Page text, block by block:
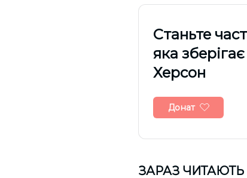
Cтаньте
яка
Херсон
Донат
ЗАРАЗ ЧИТАЮТЬ